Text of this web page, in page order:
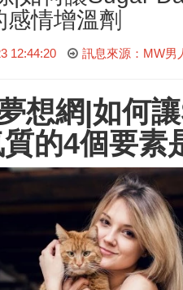
情增溫劑
12:44:20 訊息來源：MW男
想網|如何
質的4個要素